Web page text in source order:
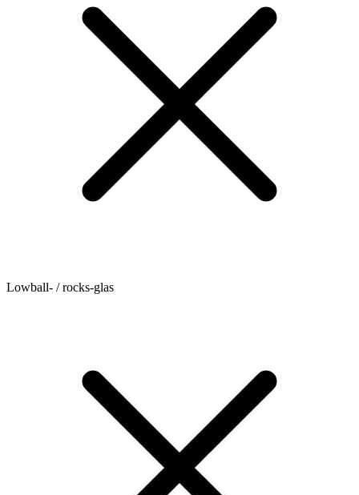
Lowball- / rocks-glas